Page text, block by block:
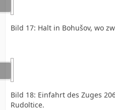
Bild 17: Halt in Bohušov, wo
Bild 18: Einfahrt des Zuges
Rudoltice.